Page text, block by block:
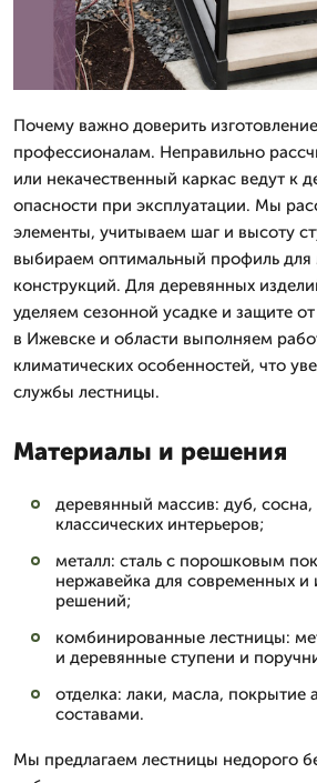
Почему важно доверить
профессионалам. Неправильно
или некачественный каркас ведут к
опасности при эксплуатации. Мы
элементы, учитываем шаг и высоту
выбираем оптимальный профиль для
конструкций. Для деревянных
уделяем сезонной усадке и защите
в Ижевске и области выполняем
климатических особенностей, что
службы лестницы.
Материалы и решения
деревянный массив: дуб, сосна,
классических интерьеров;
металл: сталь с порошковым
нержавейка для современных и
решений;
комбинированные лестницы:
и деревянные ступени и
отделка: лаки, масла,
составами.
Мы предлагаем лестницы недорого